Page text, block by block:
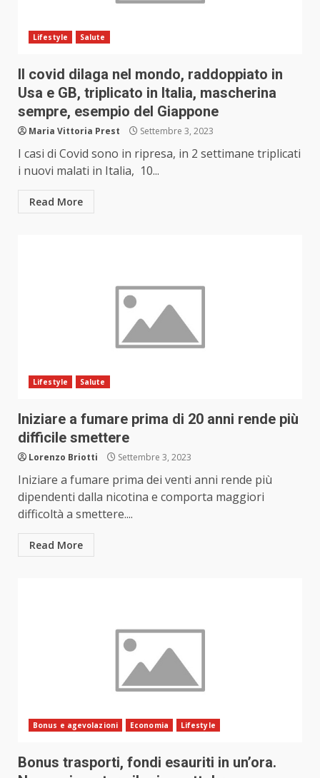
Lifestyle Salute
Il covid dilaga nel mondo, raddoppiato in
Usa e GB, triplicato in Italia, mascherina
sempre, esempio del Giappone
Maria Vittoria Prest Settembre 3, 2023
I casi di Covid sono in ripresa, in 2 settimane triplicati
i nuovi malati in Italia, 10...
Read More
Lifestyle Salute
Iniziare a fumare prima di 20 anni rende più
difficile smettere
Lorenzo Briotti Settembre 3, 2023
Iniziare a fumare prima dei venti anni rende più
dipendenti dalla nicotina e comporta maggiori
difficoltà a smettere....
Read More
Bonus e agevolazioni Economia Lifestyle
Bonus trasporti, fondi esauriti in un’ora.